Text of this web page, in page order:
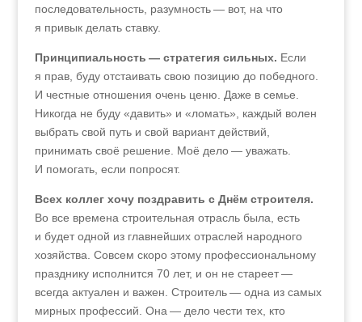
последовательность, разумность — вот, на что
я привык делать ставку.
Принципиальность — стратегия сильных. Если
я прав, буду отстаивать свою позицию до победного.
И честные отношения очень ценю. Даже в семье.
Никогда не буду «давить» и «ломать», каждый волен
выбрать свой путь и свой вариант действий,
принимать своё решение. Моё дело — уважать.
И помогать, если попросят.
Всех коллег хочу поздравить с Днём строителя.
Во все времена строительная отрасль была, есть
и будет одной из главнейших отраслей народного
хозяйства. Совсем скоро этому профессиональному
празднику исполнится 70 лет, и он не стареет —
всегда актуален и важен. Строитель — одна из самых
мирных профессий. Она — дело чести тех, кто